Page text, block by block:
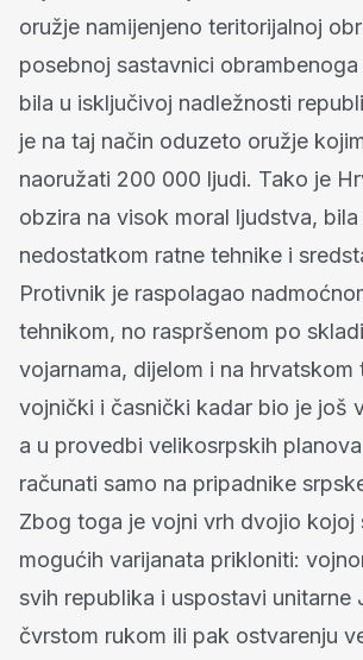
oružje namijenjeno teritorijalnoj
posebnoj sastavnici
bila u isključivoj nadležnosti
je na taj način oduzeto oružje
naoružati 200 000 ljudi. Tako je
obzira na visok moral ljudstva,
nedostatkom ratne tehnike i
Protivnik je raspolagao
tehnikom, no raspršenom po
vojarnama, dijelom i na hrvatskom
vojnički i časnički kadar bio je još
a u provedbi velikosrpskih
računati samo na pripadnike
Zbog toga je vojni vrh dvojio kojoj
mogućih varijanata prikloniti:
svih republika i uspostavi unitarne
čvrstom rukom ili pak ostvarenju